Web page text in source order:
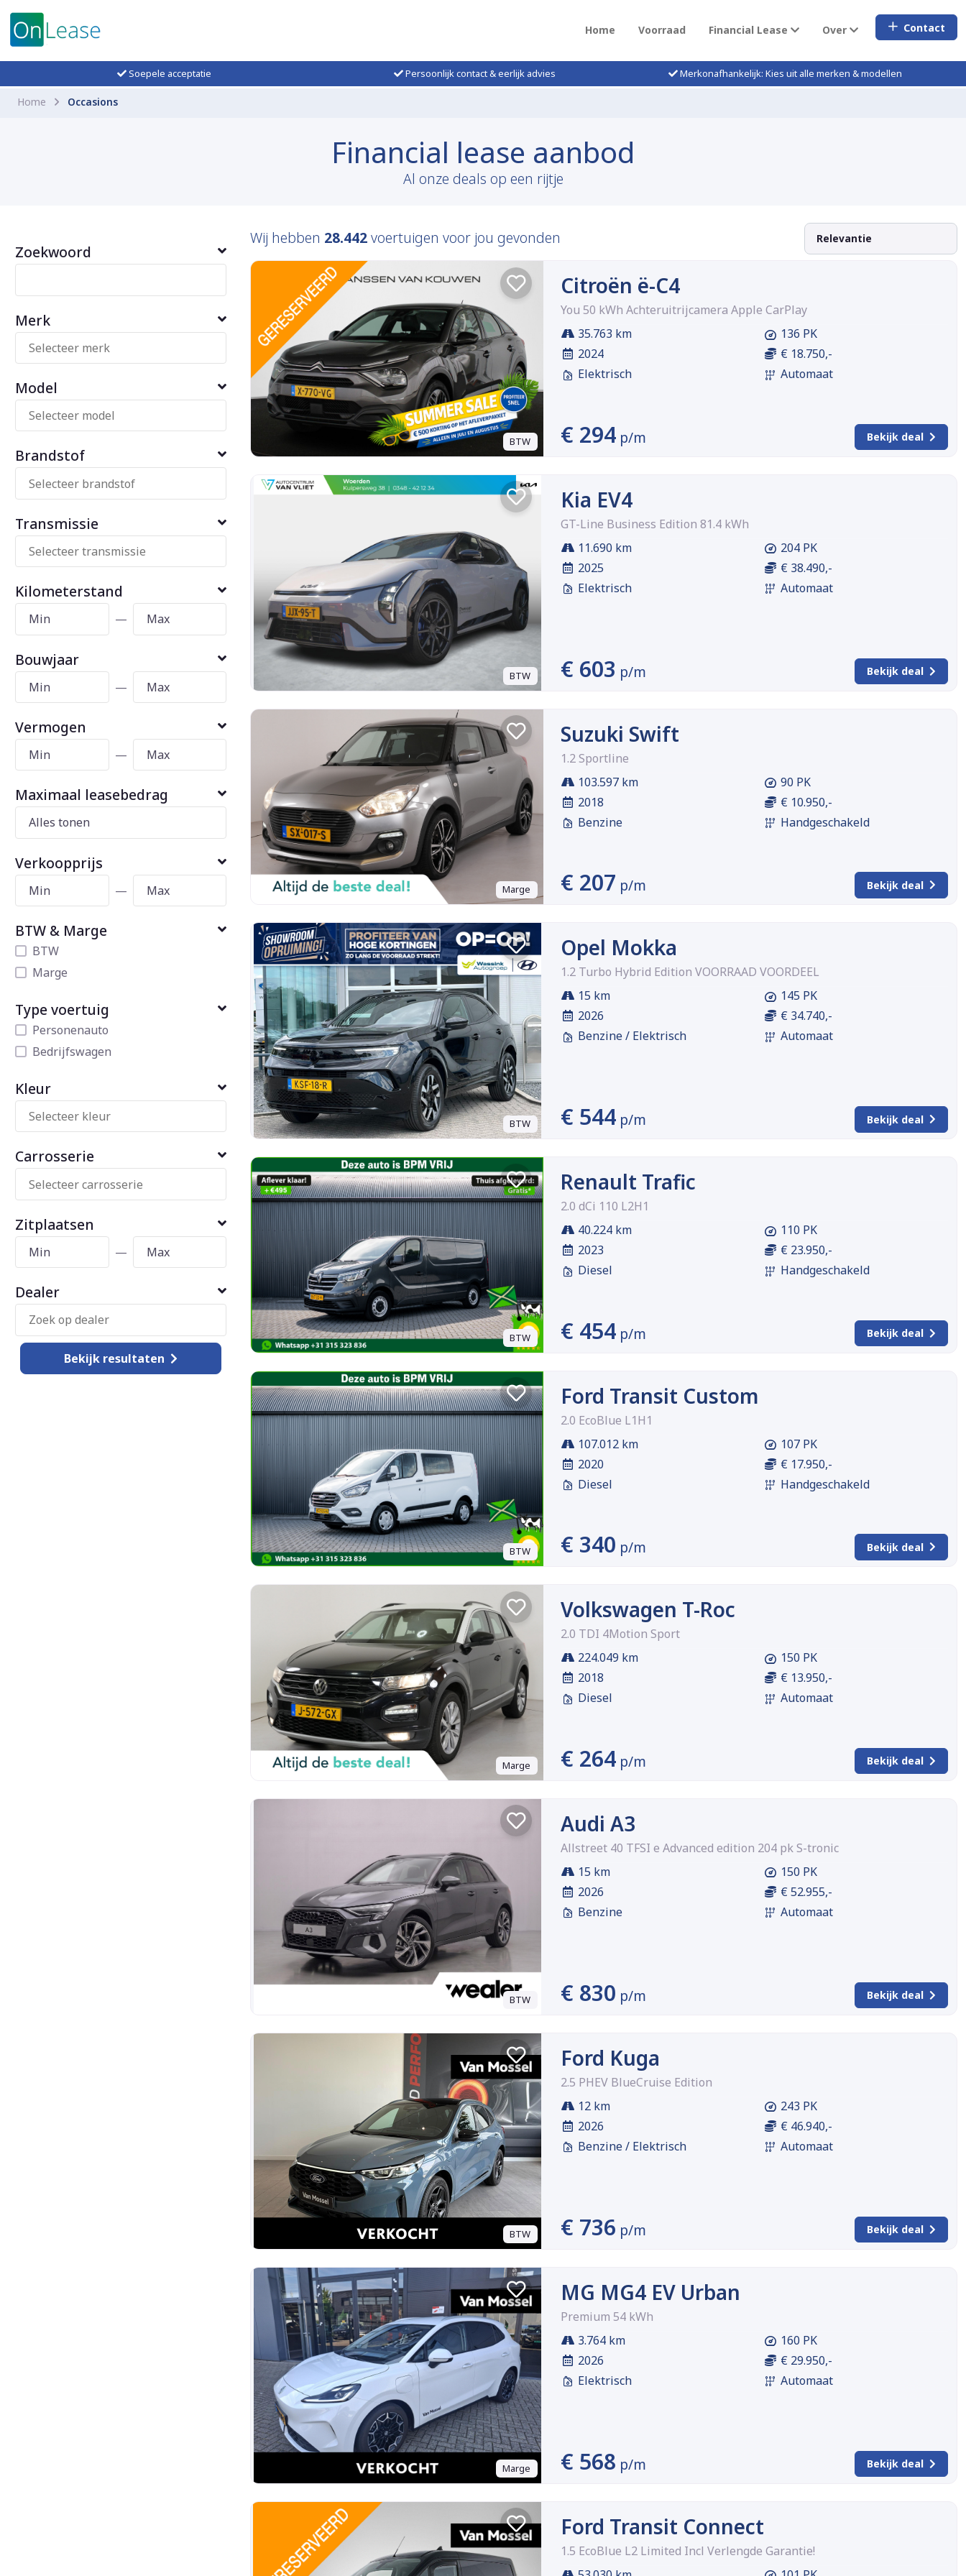
Home Voorraad Financial Lease Over Contact
Soepele acceptatie Persoonlijk contact & eerlijk advies Merkonafhankelijk: Kies uit alle merken & modellen
Home Occasions
Financial lease aanbod
Al onze deals op een rijtje
Zoekwoord
Merk
Model
Brandstof
Transmissie
Kilometerstand
—
Bouwjaar
—
Vermogen
—
Maximaal leasebedrag
Verkoopprijs
—
BTW & Marge
BTW
Marge
Type voertuig
Personenauto
Bedrijfswagen
Kleur
Carrosserie
Zitplaatsen
—
Dealer
Bekijk resultaten
Wij hebben 28.442voertuigen voor jou gevonden
BTW
Citroën ë-C4
You 50 kWh Achteruitrijcamera Apple CarPlay
35.763 km
2024
Elektrisch
136 PK
€ 18.750,-
Automaat
€ 294 p/m Bekijk deal
BTW
Kia EV4
GT-Line Business Edition 81.4 kWh
11.690 km
2025
Elektrisch
204 PK
€ 38.490,-
Automaat
€ 603 p/m Bekijk deal
Marge
Suzuki Swift
1.2 Sportline
103.597 km
2018
Benzine
90 PK
€ 10.950,-
Handgeschakeld
€ 207 p/m Bekijk deal
BTW
Opel Mokka
1.2 Turbo Hybrid Edition VOORRAAD VOORDEEL
15 km
2026
Benzine / Elektrisch
145 PK
€ 34.740,-
Automaat
€ 544 p/m Bekijk deal
BTW
Renault Trafic
2.0 dCi 110 L2H1
40.224 km
2023
Diesel
110 PK
€ 23.950,-
Handgeschakeld
€ 454 p/m Bekijk deal
BTW
Ford Transit Custom
2.0 EcoBlue L1H1
107.012 km
2020
Diesel
107 PK
€ 17.950,-
Handgeschakeld
€ 340 p/m Bekijk deal
Marge
Volkswagen T-Roc
2.0 TDI 4Motion Sport
224.049 km
2018
Diesel
150 PK
€ 13.950,-
Automaat
€ 264 p/m Bekijk deal
BTW
Audi A3
Allstreet 40 TFSI e Advanced edition 204 pk S-tronic
15 km
2026
Benzine
150 PK
€ 52.955,-
Automaat
€ 830 p/m Bekijk deal
BTW
Ford Kuga
2.5 PHEV BlueCruise Edition
12 km
2026
Benzine / Elektrisch
243 PK
€ 46.940,-
Automaat
€ 736 p/m Bekijk deal
Marge
MG MG4 EV Urban
Premium 54 kWh
3.764 km
2026
Elektrisch
160 PK
€ 29.950,-
Automaat
€ 568 p/m Bekijk deal
Ford Transit Connect
1.5 EcoBlue L2 Limited Incl Verlengde Garantie!